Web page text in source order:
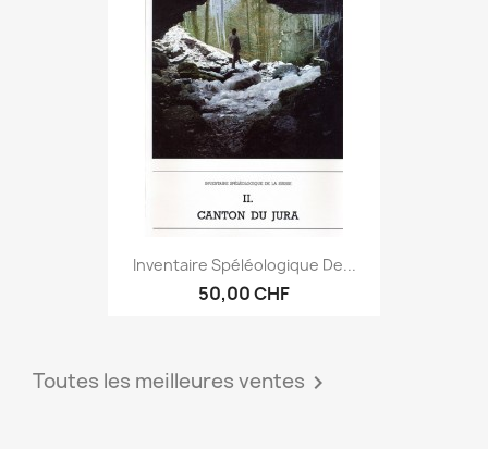
Inventaire Spéléologique De...
50,00 CHF
Toutes les meilleures ventes 